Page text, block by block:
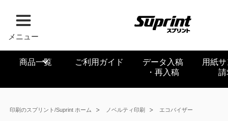
メニュー
商品一覧 ご利用ガイド
データ入稿
・再入稿
用紙
請
印刷のスプリント/Suprint ホーム ノベルティ印刷 エコバイザー